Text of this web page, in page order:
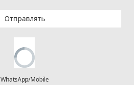
Отправлять
WhatsApp/Mobile